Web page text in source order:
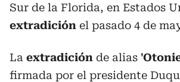
Sur de la Florida, en Estados
extradición el pasado 4 de
La extradición de alias
firmada por el presidente